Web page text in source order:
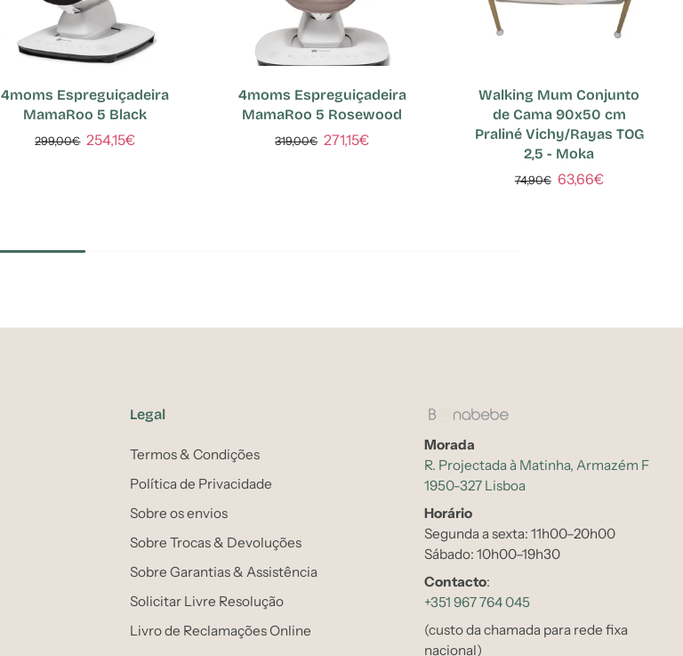
4moms Espreguiçadeira
MamaRoo 5 Black
299,00€ 254,15€
4moms Espreguiçadeira
MamaRoo 5 Rosewood
319,00€ 271,15€
Walking Mum Conjunto
de Cama 90x50 cm
Praliné Vichy/Rayas TOG
2,5 - Moka
74,90€ 63,66€
Legal
Termos & Condições
Política de Privacidade
Sobre os envios
Sobre Trocas & Devoluções
Sobre Garantias & Assistência
Solicitar Livre Resolução
Livro de Reclamações Online
Morada
R. Projectada à Matinha, Armazém F
1950-327 Lisboa
Horário
Segunda a sexta: 11h00–20h00
Sábado: 10h00–19h30
Contacto:
+351 967 764 045
(custo da chamada para rede fixa
nacional)